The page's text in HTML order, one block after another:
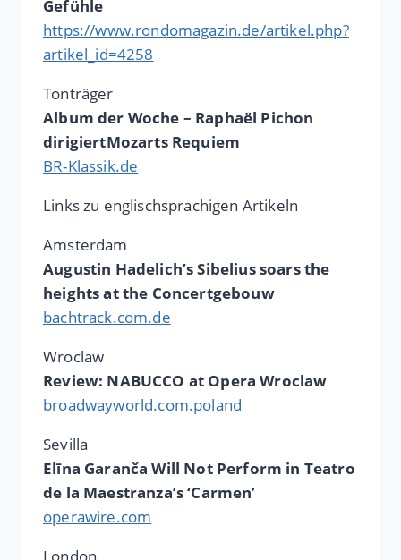
Gefühle
https://www.rondomagazin.de/artikel.php?
artikel_id=4258
Tonträger
Album der Woche – Raphaël Pichon
dirigiertMozarts Requiem
BR-Klassik.de
Links zu englischsprachigen Artikeln
Amsterdam
Augustin Hadelich’s Sibelius soars the
heights at the Concertgebouw
bachtrack.com.de
Wroclaw
Review: NABUCCO at Opera Wroclaw
broadwayworld.com.poland
Sevilla
Elīna Garanča Will Not Perform in Teatro
de la Maestranza’s ‘Carmen’
operawire.com
London